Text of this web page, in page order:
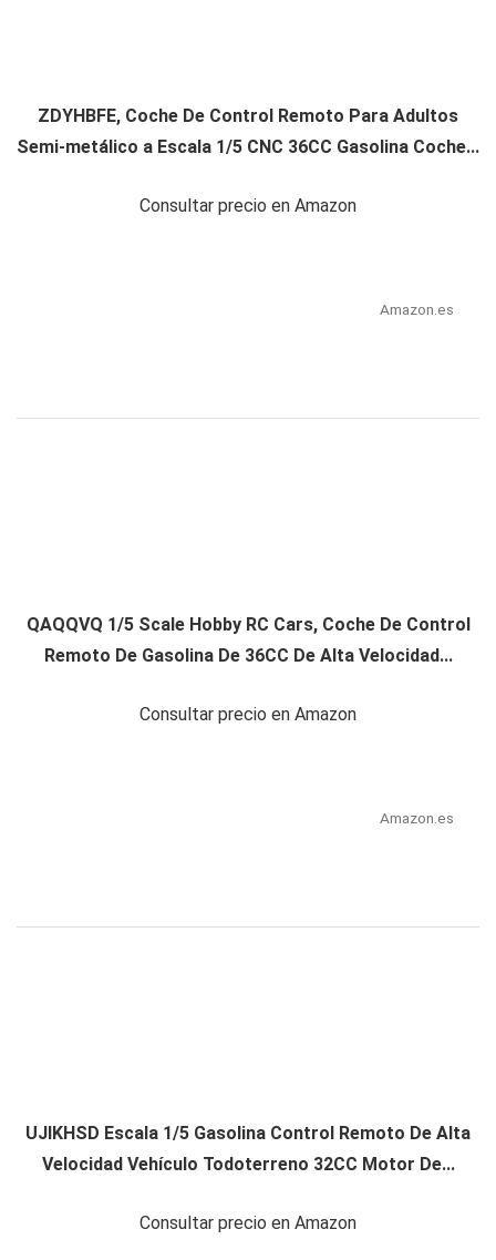
ZDYHBFE, Coche De Control Remoto Para Adultos
Semi-metálico a Escala 1/5 CNC 36CC Gasolina Coche...
Consultar precio en Amazon
Amazon.es
QAQQVQ 1/5 Scale Hobby RC Cars, Coche De Control
Remoto De Gasolina De 36CC De Alta Velocidad...
Consultar precio en Amazon
Amazon.es
UJIKHSD Escala 1/5 Gasolina Control Remoto De Alta
Velocidad Vehículo Todoterreno 32CC Motor De...
Consultar precio en Amazon